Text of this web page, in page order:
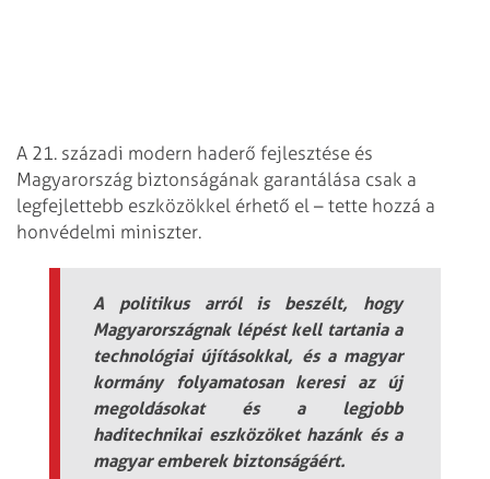
A 21. századi modern haderő fejlesztése és
Magyarország biztonságának garantálása csak a
legfejlettebb eszközökkel érhető el – tette hozzá a
honvédelmi miniszter.
A politikus arról is beszélt, hogy
Magyarországnak lépést kell tartania a
technológiai újításokkal, és a magyar
kormány folyamatosan keresi az új
megoldásokat és a legjobb
haditechnikai eszközöket hazánk és a
magyar emberek biztonságáért.